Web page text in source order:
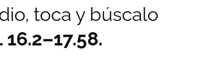
toca y búscalo
16.2–17.58.